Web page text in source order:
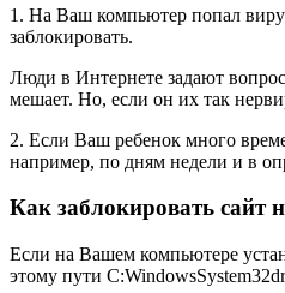
1. На Ваш компьютер попал
заблокировать.
Люди в Интернете задают
мешает. Но, если он их так
2. Если Ваш ребенок много
например, по дням недели и в
Как заблокировать сайт
Если на Вашем компьютере
этому пути